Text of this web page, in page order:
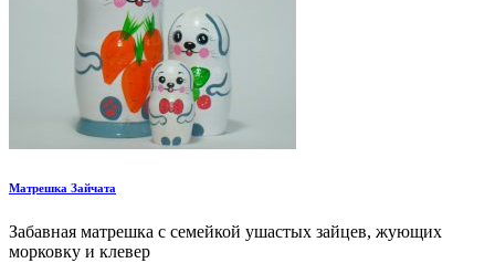
Матрешка Зайчата
Забавная матрешка с семейкой ушастых зайцев, жующих
морковку и клевер